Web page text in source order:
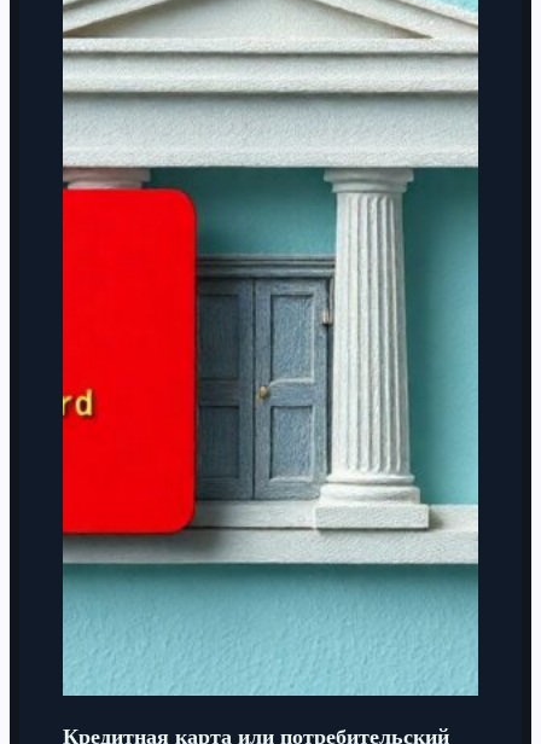
Кредитная карта или потребительский